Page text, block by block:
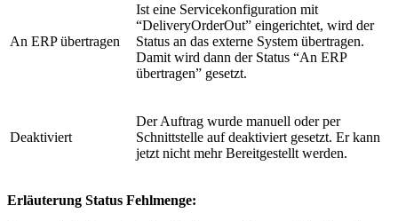
An ERP übertragen
Ist eine Servicekonfiguration mit
“DeliveryOrderOut” eingerichtet, wird der
Status an das externe System übertragen.
Damit wird dann der Status “An ERP
übertragen” gesetzt.
Deaktiviert
Der Auftrag wurde manuell oder per
Schnittstelle auf deaktiviert gesetzt. Er kann
jetzt nicht mehr Bereitgestellt werden.
Erläuterung Status Fehlmenge: